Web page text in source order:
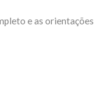
e as orientações